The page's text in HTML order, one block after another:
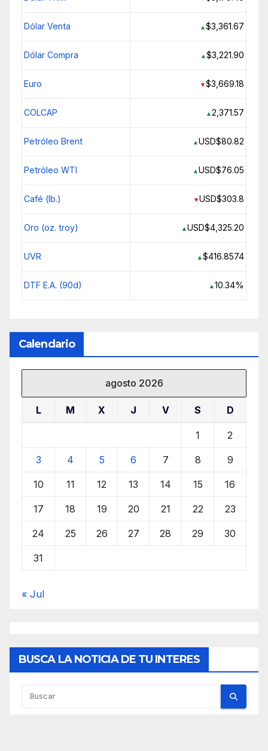
Dólar Venta ▲$3,361.67
Dólar Compra ▲$3,221.90
Euro ▼$3,669.18
COLCAP ▲2,371.57
Petróleo Brent ▲USD$80.82
Petróleo WTI ▲USD$76.05
Café (lb.) ▼USD$303.8
Oro (oz. troy) ▲USD$4,325.20
UVR ▲$416.8574
DTF E.A. (90d) ▲10.34%
Calendario
agosto 2026
L M X J V S D
1 2
3 4 5 6 7 8 9
10 11 12 13 14 15 16
17 18 19 20 21 22 23
24 25 26 27 28 29 30
31
« Jul
BUSCA LA NOTICIA DE TU INTERES